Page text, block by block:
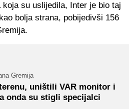
su uslijedila, Inter je bio taj
bolja strana, pobijedivši 156
Gremija
uništili VAR monitor i
onda su stigli specijalci